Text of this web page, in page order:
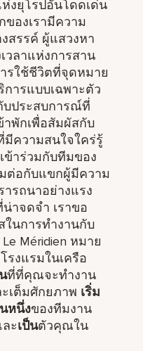
ยุโรปอันโดดเด่น
องเรามีความ
สรรค์ ผู้แสวงหา
ลาแห่งการสาน
รใช้ชีวิตที่จุดหมาย
การแบบเฉพาะตัว
ประสบการณ์ที่
าพักเพื่อสัมผัสกับ
มีความสนใจใคร่รู้
ข้าร่วมกับทีมของ
ต่อกับแขกผู้มีความ
รถนาอย่างแรง
าจดจำ เราขอ
นการทำงานกับ
Méridien หมาย
รงแรมในเครือ
ที่ที่คุณจะทำงาน
เต็มศักยภาพ เริ่ม
หนึ่งของทีมงาน
ะเป็นตัวคุณใน